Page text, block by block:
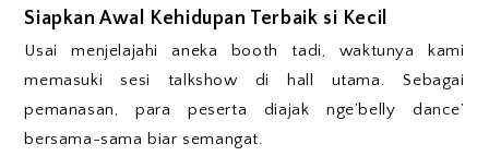
Siapkan Awal Kehidupan Terbaik si Kecil
Usai menjelajahi aneka booth tadi, waktunya kami
memasuki sesi talkshow di hall utama. Sebagai
pemanasan, para peserta diajak nge’belly dance’
bersama-sama biar semangat.